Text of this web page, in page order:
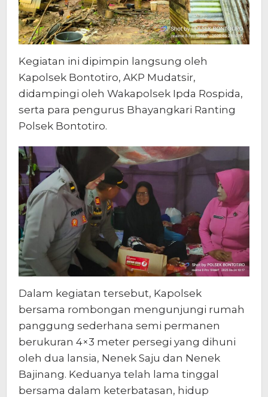
Kegiatan ini dipimpin langsung oleh
Kapolsek Bontotiro, AKP Mudatsir,
didampingi oleh Wakapolsek Ipda Rospida,
serta para pengurus Bhayangkari Ranting
Polsek Bontotiro.
Dalam kegiatan tersebut, Kapolsek
bersama rombongan mengunjungi rumah
panggung sederhana semi permanen
berukuran 4×3 meter persegi yang dihuni
oleh dua lansia, Nenek Saju dan Nenek
Bajinang. Keduanya telah lama tinggal
bersama dalam keterbatasan, hidup